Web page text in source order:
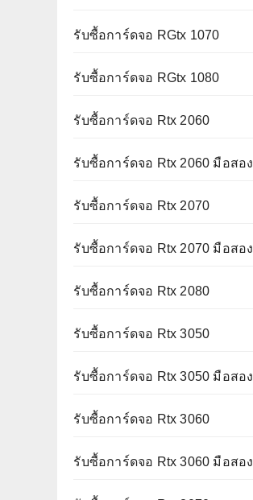
รับซื้อการ์ดจอ RGtx 1070
รับซื้อการ์ดจอ RGtx 1080
รับซื้อการ์ดจอ Rtx 2060
รับซื้อการ์ดจอ Rtx 2060 มือสอง
รับซื้อการ์ดจอ Rtx 2070
รับซื้อการ์ดจอ Rtx 2070 มือสอง
รับซื้อการ์ดจอ Rtx 2080
รับซื้อการ์ดจอ Rtx 3050
รับซื้อการ์ดจอ Rtx 3050 มือสอง
รับซื้อการ์ดจอ Rtx 3060
รับซื้อการ์ดจอ Rtx 3060 มือสอง